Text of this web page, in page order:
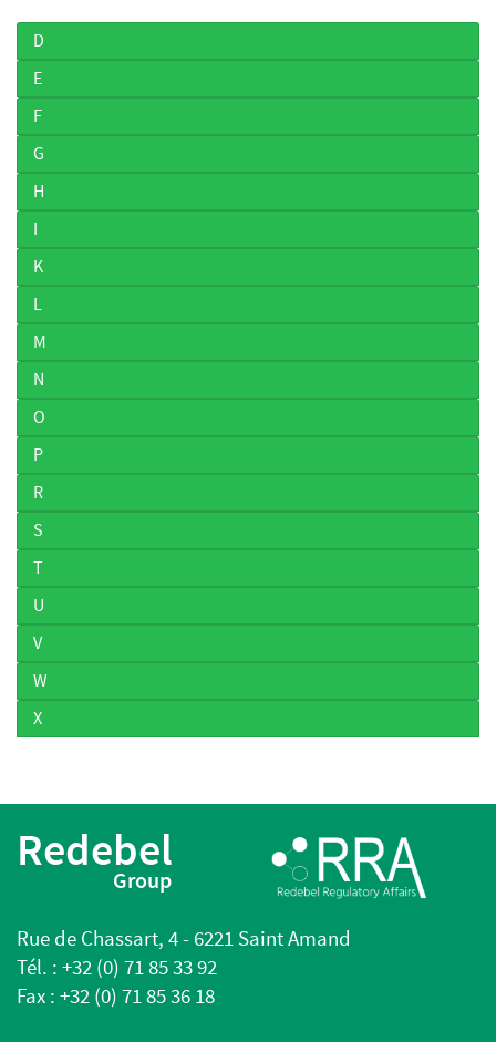
D
E
F
G
H
I
K
L
M
N
O
P
R
S
T
U
V
W
X
Redebel
Group
Rue de Chassart, 4 - 6221 Saint Amand
Tél. : +32 (0) 71 85 33 92
Fax : +32 (0) 71 85 36 18